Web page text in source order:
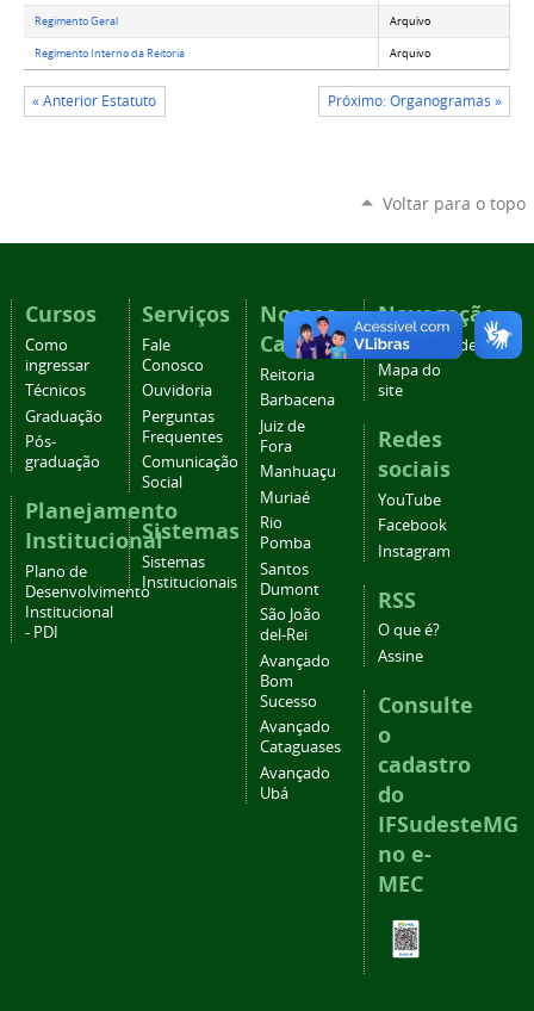
Regimento Geral Arquivo
Regimento Interno da Reitoria Arquivo
« Anterior Estatuto Próximo: Organogramas »
Voltar para o topo
Cursos
Como
ingressar
Técnicos
Graduação
Pós-
graduação
Planejamento
Institucional
Plano de
Desenvolvimento
Institucional
- PDI
Serviços
Fale
Conosco
Ouvidoria
Perguntas
Frequentes
Comunicação
Social
Sistemas
Sistemas
Institucionais
Nossos
Campi
Reitoria
Barbacena
Juiz de
Fora
Manhuaçu
Muriaé
Rio
Pomba
Santos
Dumont
São João
del-Rei
Avançado
Bom
Sucesso
Avançado
Cataguases
Avançado
Ubá
Navegação
Acessibilidade
Mapa do
site
Redes
sociais
YouTube
Facebook
Instagram
RSS
O que é?
Assine
Consulte
o
cadastro
do
IFSudesteMG
no e-
MEC